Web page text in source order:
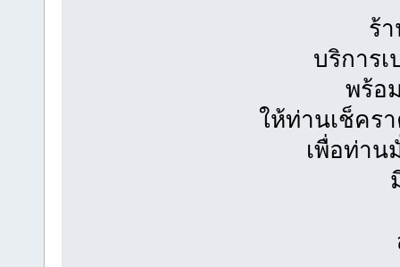
ร้
บริการ
พร้อ
ให้ท่านเช็คร
เพื่อท่าน